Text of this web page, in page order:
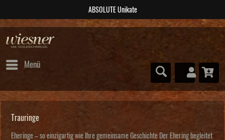
NAHTLOS geschmiedet
Menü
Trauringe
Eheringe – so einzigartig wie Ihre gemeinsame Geschichte Der Ehering begleitet